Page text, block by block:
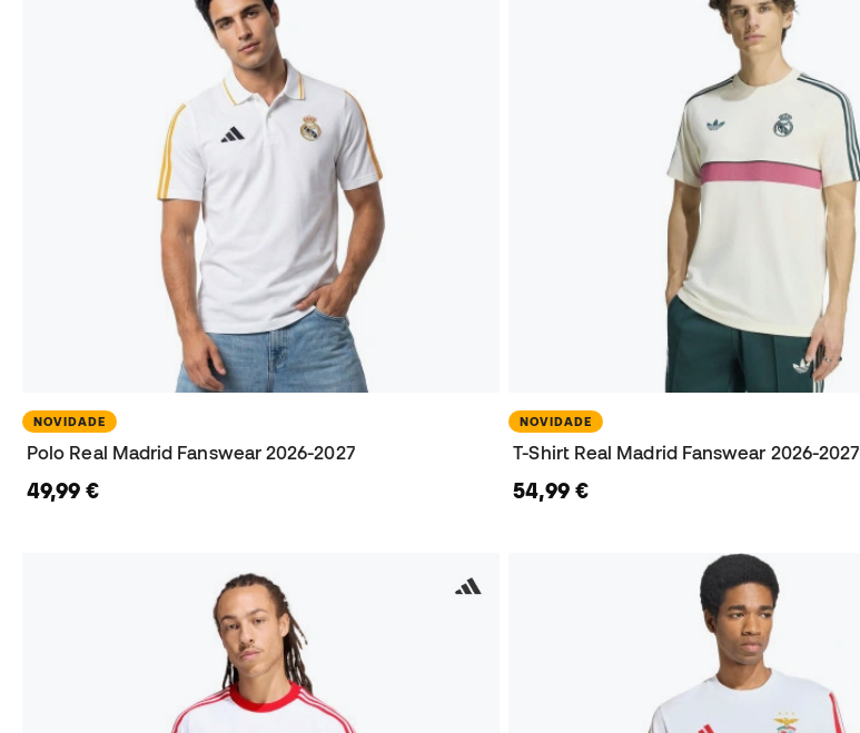
NOVIDADE
Polo Real Madrid Fanswear 2026-2027
49,99 €
NOVIDADE
T-Shirt Real Madrid Fanswear 2026-2027
54,99 €